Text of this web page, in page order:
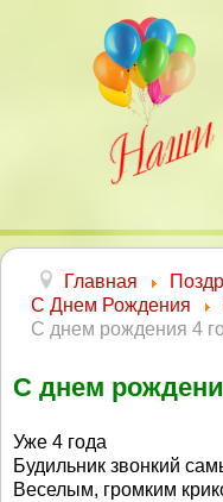
Главная
С Днем Рождения
С днем рождения 4
С днем
Уже 4 года
Будильник звонкий
Веселым, громким